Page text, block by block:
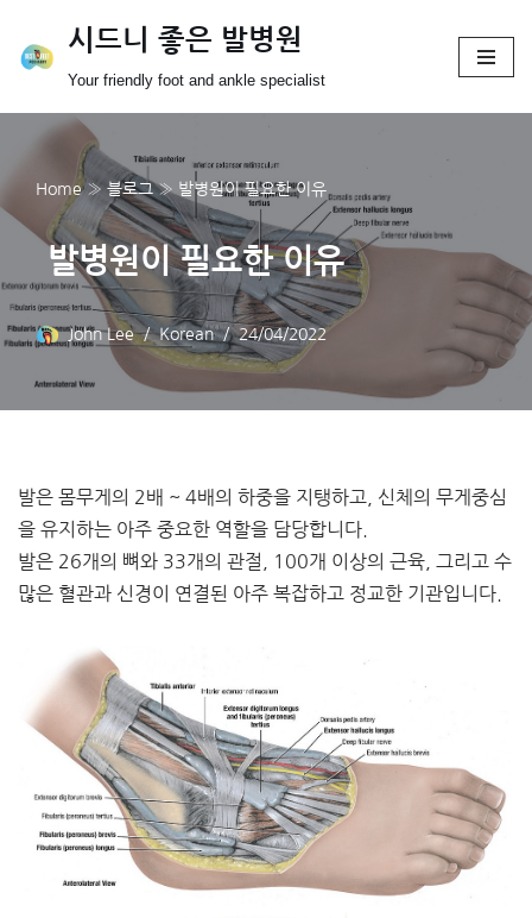
Skip
content
시드니 좋은 발병원
Your friendly foot and ankle specialist
Home» 블로그» 발병원이 필요한 이유
발병원이 필요한 이유
John Lee Korean 24/04/2022
발은 몸무게의 2배 ~ 4배의 하중을 지탱하고, 신체의 무게중심
을 유지하는 아주 중요한 역할을 담당합니다.
발은 26개의 뼈와 33개의 관절, 100개 이상의 근육, 그리고 수
많은 혈관과 신경이 연결된 아주 복잡하고 정교한 기관입니다.